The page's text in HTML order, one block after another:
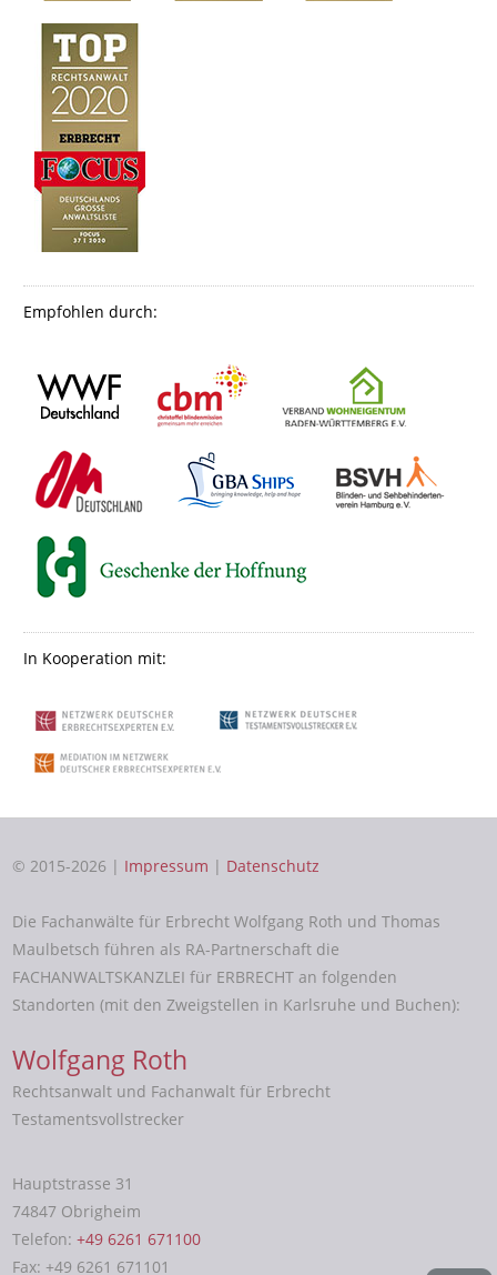
Empfohlen durch:
In Kooperation mit:
© 2015-2026 | Impressum | Datenschutz
Die Fachanwälte für Erbrecht Wolfgang Roth und Thomas
Maulbetsch führen als RA-Partnerschaft die
FACHANWALTSKANZLEI für ERBRECHT an folgenden
Standorten (mit den Zweigstellen in Karlsruhe und Buchen):
Wolfgang Roth
Rechtsanwalt und Fachanwalt für Erbrecht
Testamentsvollstrecker
Hauptstrasse 31
74847 Obrigheim
Telefon:+49 6261 671100
Fax: +49 6261 671101